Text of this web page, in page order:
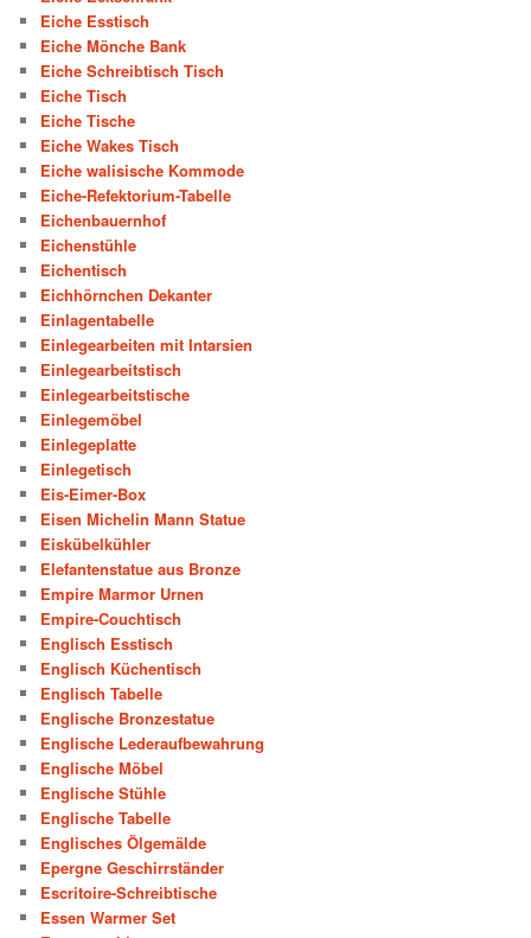
Eiche Esstisch
Eiche Mönche Bank
Eiche Schreibtisch Tisch
Eiche Tisch
Eiche Tische
Eiche Wakes Tisch
Eiche walisische Kommode
Eiche-Refektorium-Tabelle
Eichenbauernhof
Eichenstühle
Eichentisch
Eichhörnchen Dekanter
Einlagentabelle
Einlegearbeiten mit Intarsien
Einlegearbeitstisch
Einlegearbeitstische
Einlegemöbel
Einlegeplatte
Einlegetisch
Eis-Eimer-Box
Eisen Michelin Mann Statue
Eiskübelkühler
Elefantenstatue aus Bronze
Empire Marmor Urnen
Empire-Couchtisch
Englisch Esstisch
Englisch Küchentisch
Englisch Tabelle
Englische Bronzestatue
Englische Lederaufbewahrung
Englische Möbel
Englische Stühle
Englische Tabelle
Englisches Ölgemälde
Epergne Geschirrständer
Escritoire-Schreibtische
Essen Warmer Set